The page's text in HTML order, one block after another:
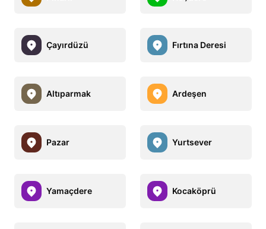
Çayırdüzü Fırtına Deresi
Altıparmak Ardeşen
Pazar Yurtsever
Yamaçdere Kocaköprü